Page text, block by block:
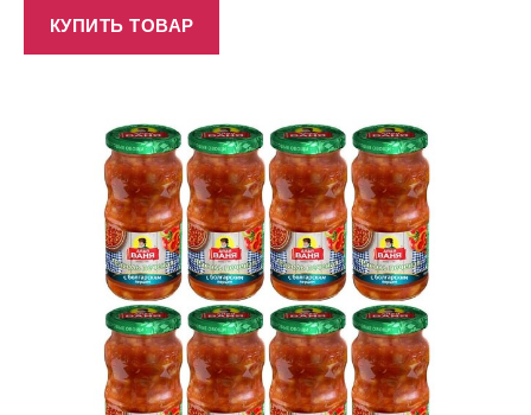
КУПИТЬ ТОВАР